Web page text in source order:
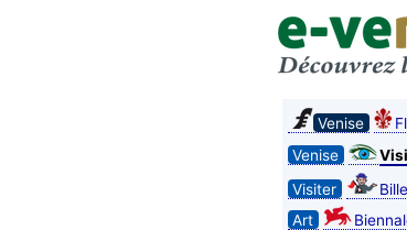
Venise
Venise
Visiter
Art